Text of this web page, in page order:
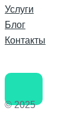
Услуги
Блог
Контакты
© 2025